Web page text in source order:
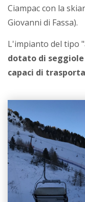
Ciampac con la
Giovanni di Fassa).
L'impianto del tipo
dotato di
capaci di